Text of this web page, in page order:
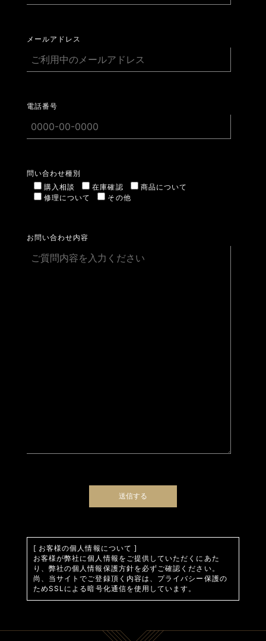
メールアドレス
電話番号
問い合わせ種別
購入相談
在庫確認
商品について
修理について
その他
お問い合わせ内容
[ お客様の個人情報について ]
お客様が弊社に個人情報をご提供していただくにあた
り、弊社の個人情報保護方針を必ずご確認ください。
尚、当サイトでご登録頂く内容は、プライバシー保護の
ためSSLによる暗号化通信を使用しています。